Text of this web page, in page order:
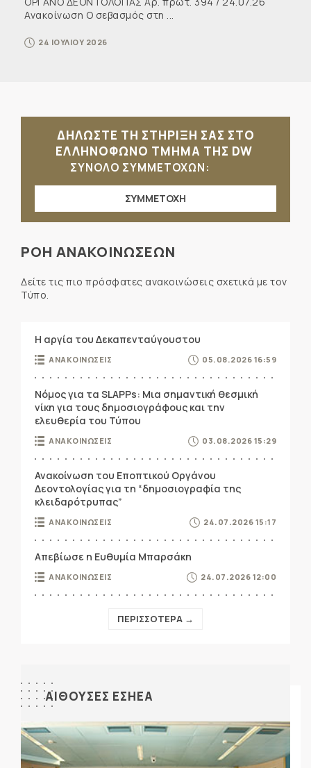
Ανακοίνωση Ο σεβασμός στη ...
24 ΙΟΥΛΙΟΥ 2026
ΔΗΛΩΣΤΕ ΤΗ ΣΤΗΡΙΞΗ ΣΑΣ ΣΤΟ
ΕΛΛΗΝΟΦΩΝΟ ΤΜΗΜΑ ΤΗΣ DW
ΣΥΝΟΛΟ ΣΥΜΜΕΤΟΧΩΝ:
ΣΥΜΜΕΤΟΧΗ
ΡΟΗ ΑΝΑΚΟΙΝΩΣΕΩΝ
Δείτε τις πιο πρόσφατες ανακοινώσεις σχετικά με τον
Τύπο.
Η αργία του Δεκαπενταύγουστου
ΑΝΑΚΟΙΝΩΣΕΙΣ 05.08.2026 16:59
Νόμος για τα SLAPPs: Μια σημαντική θεσμική
νίκη για τους δημοσιογράφους και την
ελευθερία του Τύπου
ΑΝΑΚΟΙΝΩΣΕΙΣ 03.08.2026 15:29
Ανακοίνωση του Εποπτικού Οργάνου
Δεοντολογίας για τη “δημοσιογραφία της
κλειδαρότρυπας”
ΑΝΑΚΟΙΝΩΣΕΙΣ 24.07.2026 15:17
Απεβίωσε η Ευθυμία Μπαρσάκη
ΑΝΑΚΟΙΝΩΣΕΙΣ 24.07.2026 12:00
ΠΕΡΙΣΣΟΤΕΡΑ →
ΑΙΘΟΥΣΕΣ ΕΣΗΕΑ